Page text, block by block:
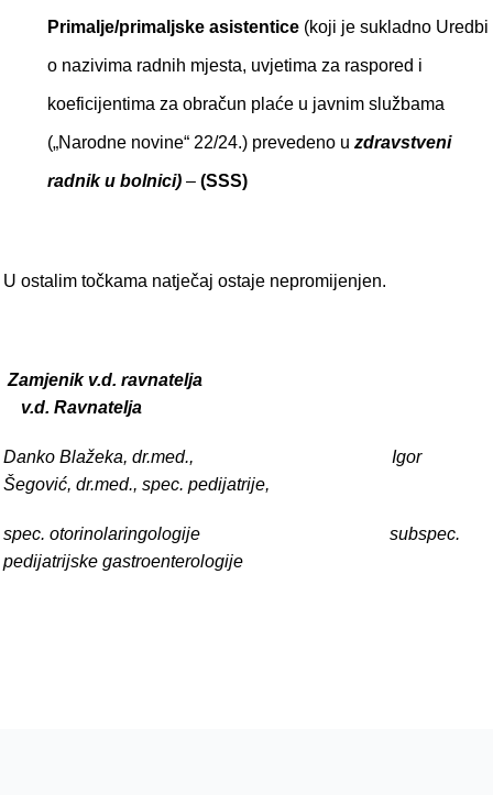
Primalje/primaljske asistentice (koji je sukladno Uredbi
o nazivima radnih mjesta, uvjetima za raspored i
koeficijentima za obračun plaće u javnim službama
(„Narodne novine“ 22/24.) prevedeno u zdravstveni
radnik u bolnici)–(SSS)
U ostalim točkama natječaj ostaje nepromijenjen.
Zamjenik v.d. ravnatelja
v.d. Ravnatelja
Danko Blažeka, dr.med., Igor
Šegović, dr.med., spec. pedijatrije,
spec. otorinolaringologije subspec.
pedijatrijske gastroenterologije